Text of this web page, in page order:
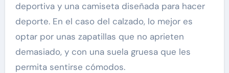
deportiva y una camiseta diseñada para hacer
deporte. En el caso del calzado, lo mejor es
optar por unas zapatillas que no aprieten
demasiado, y con una suela gruesa que les
permita sentirse cómodos.